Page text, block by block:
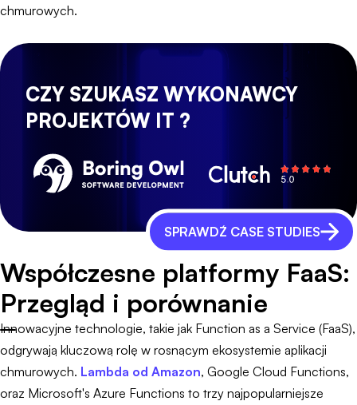
chmurowych.
CZY SZUKASZ WYKONAWCY
PROJEKTÓW IT ?
SPRAWDŹ CASE STUDIES
Współczesne platformy FaaS:
Przegląd i porównanie
Innowacyjne technologie, takie jak Function as a Service (FaaS),
odgrywają kluczową rolę w rosnącym ekosystemie aplikacji
chmurowych. Lambda od Amazon, Google Cloud Functions,
oraz Microsoft's Azure Functions to trzy najpopularniejsze